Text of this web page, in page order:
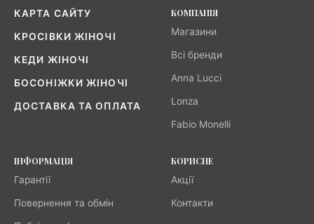
КАРТА САЙТУ
КРОСІВКИ ЖІНОЧІ
КЕДИ ЖІНОЧІ
БОСОНІЖКИ ЖІНОЧІ
ДОСТАВКА ТА ОПЛАТА
КОМПАНІЯ
Магазини
Всі бренди
Anna Lucci
Lonza
Fabio Monelli
ІНФОРМАЦІЯ
Гарантії
Повернення та обмін
КОРИСНЕ
Акції
Контакти